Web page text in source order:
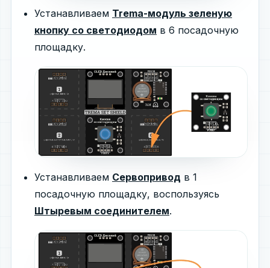
Устанавливаем Trema-модуль зеленую
кнопку со светодиодом в 6 посадочную
площадку.
Устанавливаем Сервопривод в 1
посадочную площадку, воспользуясь
Штыревым соединителем.